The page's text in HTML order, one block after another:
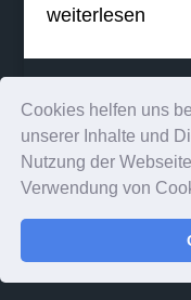
Cookies helfen uns
unserer Inhalte und
Nutzung der
Verwendung von
weiterlesen